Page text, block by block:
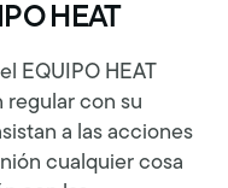
HEAT
EQUIPO HEAT
con su
a las acciones
cualquier cosa